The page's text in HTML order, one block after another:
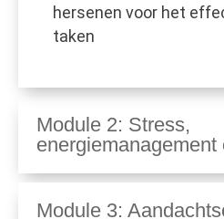
hersenen voor het
taken
Module 2: Stress,
energiemanagement
Module 3: